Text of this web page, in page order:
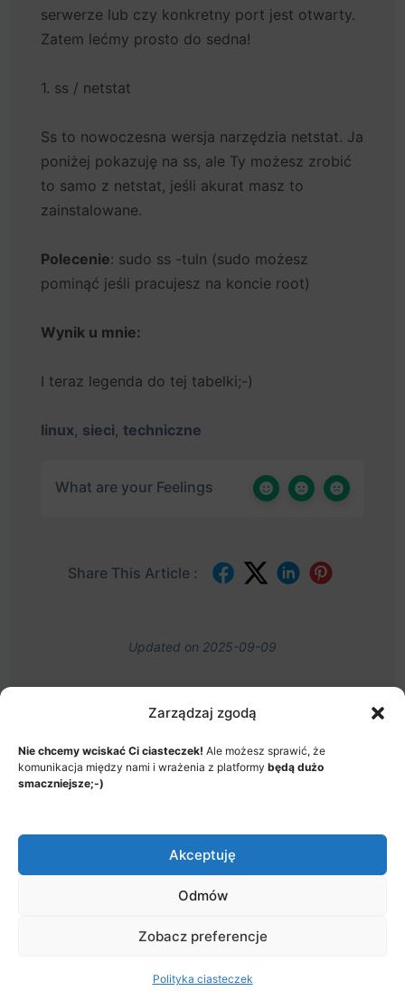
Zarządzaj zgodą
Nie chcemy wciskać Ci ciasteczek! Ale możesz sprawić, że
komunikacja między nami i wrażenia z platformy będą dużo
smaczniejsze;-)
Akceptuję
Odmów
Zobacz preferencje
Polityka ciasteczek
serwerze lub czy konkretny port jest otwarty.
Zatem lećmy prosto do sedna!
1. ss / netstat
Ss to nowoczesna wersja narzędzia netstat. Ja
poniżej pokazuję na ss, ale Ty możesz zrobić
to samo z netstat, jeśli akurat masz to
zainstalowane.
Polecenie: sudo ss -tuln (sudo możesz
pominąć jeśli pracujesz na koncie root)
Wynik u mnie:
I teraz legenda do tej tabelki;-)
linux, sieci, techniczne
What are your Feelings
Share This Article :
Updated on 2025-09-09
JAK TO DZIAŁA?
MENU
ITEMS
Factory sp. z o.o.
Polityka prywatności